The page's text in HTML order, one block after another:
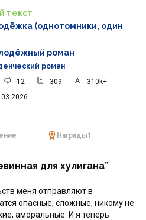
текст
(однотомники, один
роман
роман
12 309
310k+
Награды1
для хулигана”
меня отправляют в
опасные, сложные, никому не
аморальные. И я теперь